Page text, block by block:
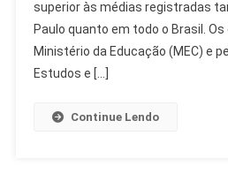
2025
E
Supera
superior às médias registradas
Paulo quanto em todo o Brasil.
Ministério da Educação (MEC) e
Estudos e […]
Continue Lendo